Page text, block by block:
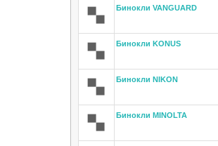
Бинокли VANGUARD
Бинокли KONUS
Бинокли NIKON
Бинокли MINOLTA